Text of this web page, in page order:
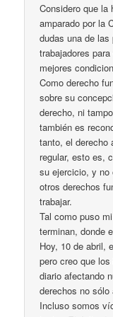
Considero que la
amparado por la
dudas una de
trabajadores
mejores
Como derecho
sobre su
derecho, ni
también es
tanto, el derecho
regular, esto es,
su ejercicio, y no
otros derechos
trabajar.
Tal como puso
terminan, donde
Hoy, 10 de abril,
pero creo que
diario afectando
derechos no
Incluso somos